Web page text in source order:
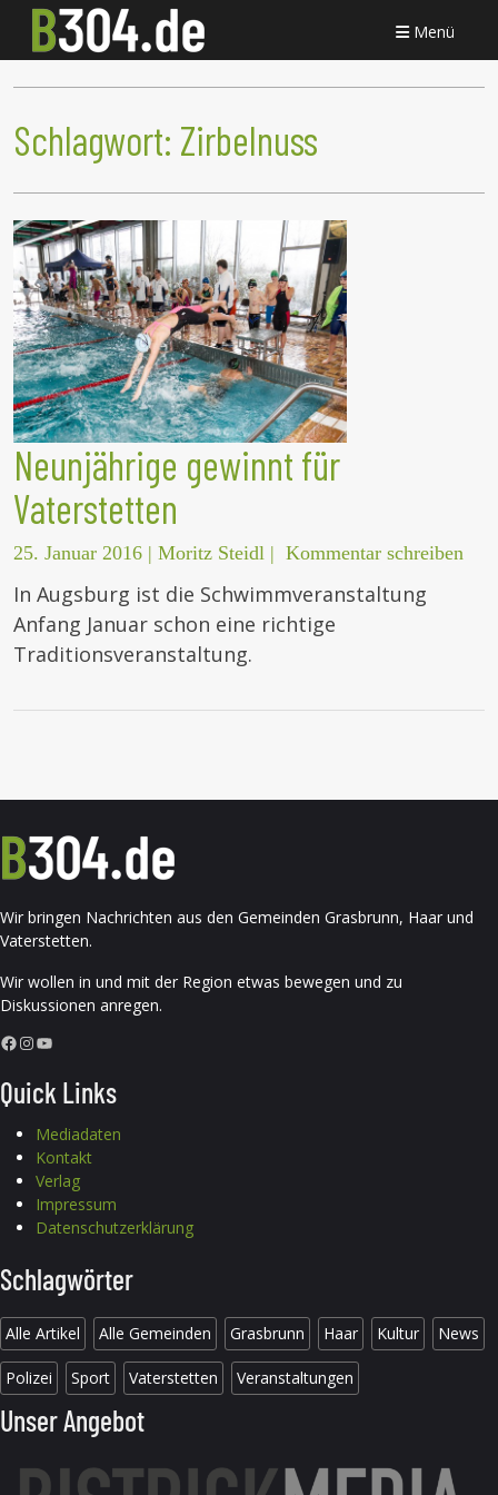
Menü
Schlagwort: Zirbelnuss
Neunjährige gewinnt für
Vaterstetten
25. Januar 2016 | Moritz Steidl | Kommentar schreiben
In Augsburg ist die Schwimmveranstaltung
Anfang Januar schon eine richtige
Traditionsveranstaltung.
Wir bringen Nachrichten aus den Gemeinden Grasbrunn, Haar und
Vaterstetten.
Wir wollen in und mit der Region etwas bewegen und zu
Diskussionen anregen.
Facebook InstagramYouTube
Quick Links
Mediadaten
Kontakt
Verlag
Impressum
Datenschutzerklärung
Schlagwörter
Alle Artikel Alle Gemeinden Grasbrunn Haar Kultur News
Polizei Sport Vaterstetten Veranstaltungen
Unser Angebot